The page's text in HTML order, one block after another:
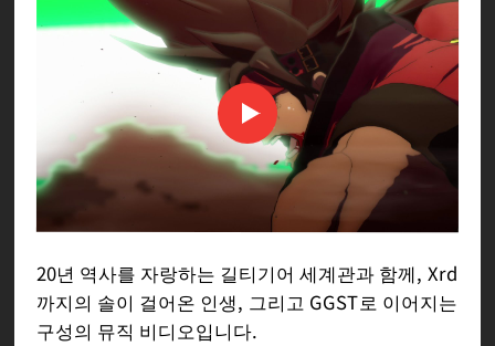
20년 역사를 자랑하는 길티기어 세계관과 함께, Xrd
까지의 솔이 걸어온 인생, 그리고 GGST로 이어지는
구성의 뮤직 비디오입니다.